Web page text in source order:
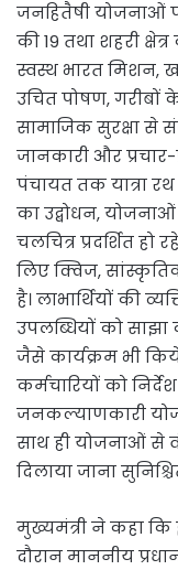
जनहितैषी योजनाओं पर
की 19 तथा शहरी
स्वस्थ भारत मिशन,
उचित पोषण,
सामाजिक सुरक्षा से
जानकारी और
पंचायत तक यात्रा रथ
का उद्बोधन,
चलचित्र प्रदर्शित
लिए क्विज, सांस्कृतिक
है। लाभार्थियों की
उपलब्धियों को
जैसे कार्यक्रम भी
कर्मचारियों को
जनकल्याणकारी
साथ ही योजनाओं से
दिलाया जाना
मुख्यमंत्री ने कहा
दौरान माननीय